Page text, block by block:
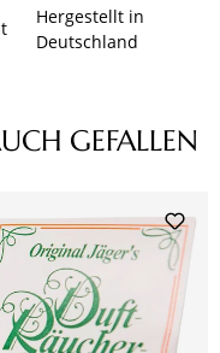
Hergestellt in
Deutschland
GEFALLEN